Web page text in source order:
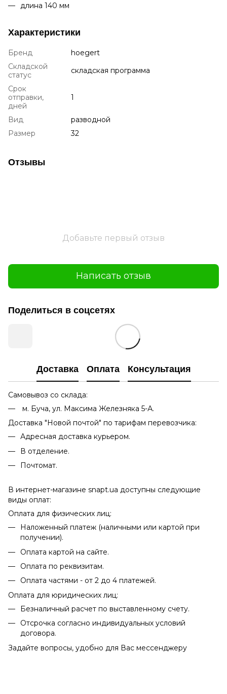
длина 140 мм
Характеристики
Бренд
hoegert
Складской
статус
складская программа
Срок
отправки,
дней
1
Вид
разводной
Размер
32
Отзывы
Добавьте первый отзыв
Написать отзыв
Поделиться в соцсетях
Доставка Оплата Консультация
Самовывоз со склада:
м. Буча, ул. Максима Железняка 5-А.
Доставка "Новой почтой" по тарифам перевозчика:
Адресная доставка курьером.
В отделение.
Почтомат.
В интернет-магазине snapt.ua доступны следующие
виды оплат:
Оплата для физических лиц:
Наложенный платеж (наличными или картой при
получении).
Оплата картой на сайте.
Оплата по реквизитам.
Оплата частями - от 2 до 4 платежей.
Оплата для юридических лиц:
Безналичный расчет по выставленному счету.
Отсрочка согласно индивидуальных условий
договора.
Задайте вопросы, удобно для Вас мессенджеру